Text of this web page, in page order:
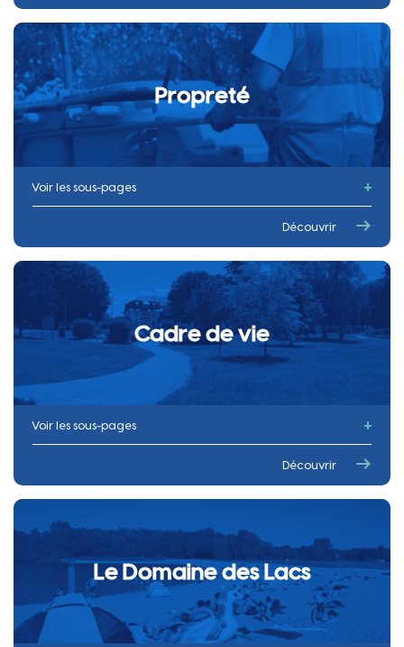
Ventes immobilières par adjudication
Grands projets
Faire des travaux
Enquêtes et consultations publiques
Documents d’urbanisme
Autorisations d’urbanisme
Propreté
Voir les sous-pages
Gestion des déchets
Propreté canine
Découvrir
Cadre de vie
Voir les sous-pages
Réutilisation des Eaux Usées Traitées
Espaces verts
Nouvelle gestion de l’eau : ce qu’il faut savoir avec la
SAUR
Concours photo « Le printemps : réveil de la nature à
Thaon-les-Vosges »
Découvrir
Le Domaine des Lacs